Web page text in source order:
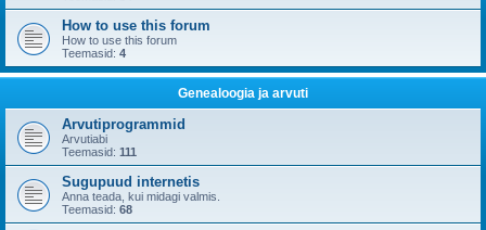
How to use this forum
How to use this forum
Teemasid: 4
Genealoogia ja arvuti
Arvutiprogrammid
Arvutiabi
Teemasid: 111
Sugupuud internetis
Anna teada, kui midagi valmis.
Teemasid: 68